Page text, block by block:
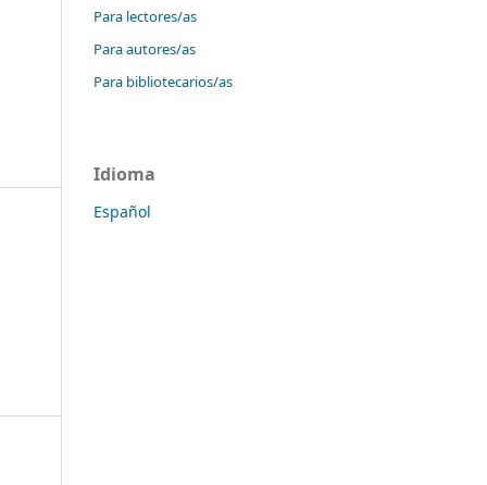
Para lectores/as
Para autores/as
Para bibliotecarios/as
Idioma
Español